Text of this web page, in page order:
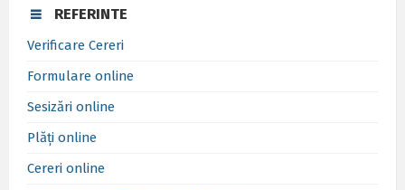
REFERINTE
Verificare Cereri
Formulare online
Sesizări online
Plăți online
Cereri online